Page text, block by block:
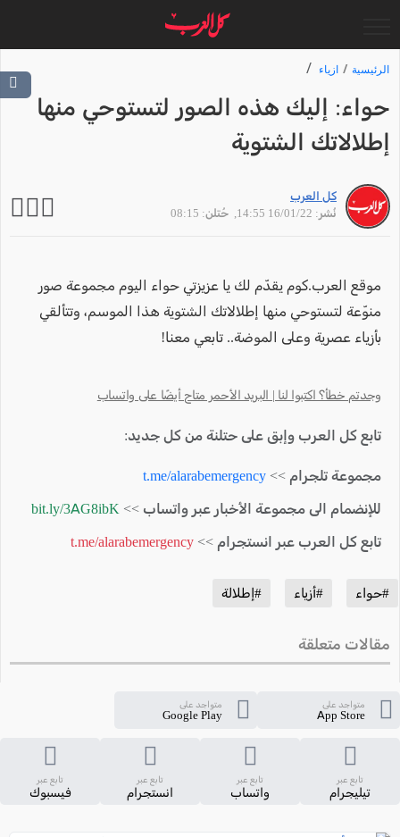
الرئيسية ازياء
حواء: إليك هذه الصور لتستوحي منها
إطلالاتك الشتوية
كل العرب
نُشر: 16/01/22 14:55
, حُتلن: 08:15
موقع العرب.كوم يقدّم لك يا عزيزتي حواء اليوم مجموعة صور
منوّعة لتستوحي منها إطلالاتك الشتوية هذا الموسم، وتتألقي
بأزياء عصرية وعلى الموضة.. تابعي معنا!
وجدتم خطأ؟ اكتبوا لنا | البريد الأحمر متاح أيضًا على واتساب
تابع كل العرب وإبق على حتلنة من كل جديد:
مجموعة تلجرام >> t.me/alarabemergency
للإنضمام الى مجموعة الأخبار عبر واتساب >> bit.ly/3AG8ibK
تابع كل العرب عبر انستجرام >> t.me/alarabemergency
#حواء #أزياء #إطلالة
مقالات متعلقة
متواجد على
App Store
متواجد على
Google Play
تابع عبر
تيليجرام
تابع عبر
واتساب
تابع عبر
انستجرام
تابع عبر
فيسبوك